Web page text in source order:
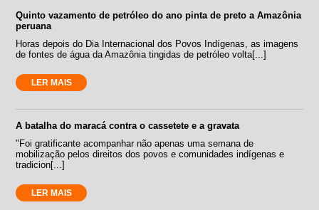
Quinto vazamento de petróleo do ano pinta de preto a Amazônia
peruana
Horas depois do Dia Internacional dos Povos Indígenas, as imagens
de fontes de água da Amazônia tingidas de petróleo volta[...]
LER MAIS
A batalha do maracá contra o cassetete e a gravata
"Foi gratificante acompanhar não apenas uma semana de
mobilização pelos direitos dos povos e comunidades indígenas e
tradicion[...]
LER MAIS